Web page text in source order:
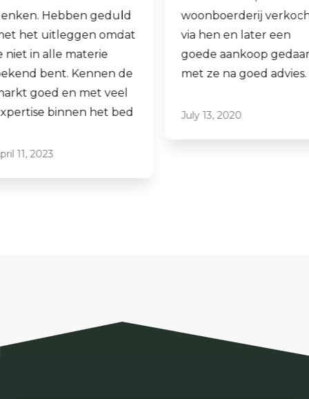
woonboerderij verkocht
via hen en later een
goede aankoop gedaan
met ze na goed advies.
July 13, 2020
ook een
aankopen.
Laagdrempelig
professioneel,